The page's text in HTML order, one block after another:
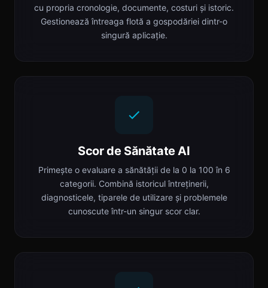
cu propria cronologie, documente, costuri și istoric.
Gestionează întreaga flotă a gospodăriei dintr-o
singură aplicație.
Scor de Sănătate AI
Primește o evaluare a sănătății de la 0 la 100 în 6
categorii. Combină istoricul întreținerii,
diagnosticele, tiparele de utilizare și problemele
cunoscute într-un singur scor clar.